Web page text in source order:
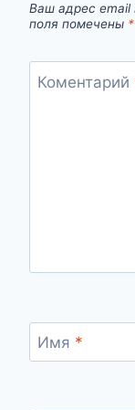
Ваш адрес email
поля помечены *
Коментарий
Имя *